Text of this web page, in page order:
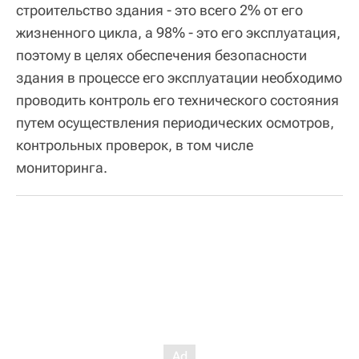
строительство здания - это всего 2% от его
жизненного цикла, а 98% - это его эксплуатация,
поэтому в целях обеспечения безопасности
здания в процессе его эксплуатации необходимо
проводить контроль его технического состояния
путем осуществления периодических осмотров,
контрольных проверок, в том числе
мониторинга.